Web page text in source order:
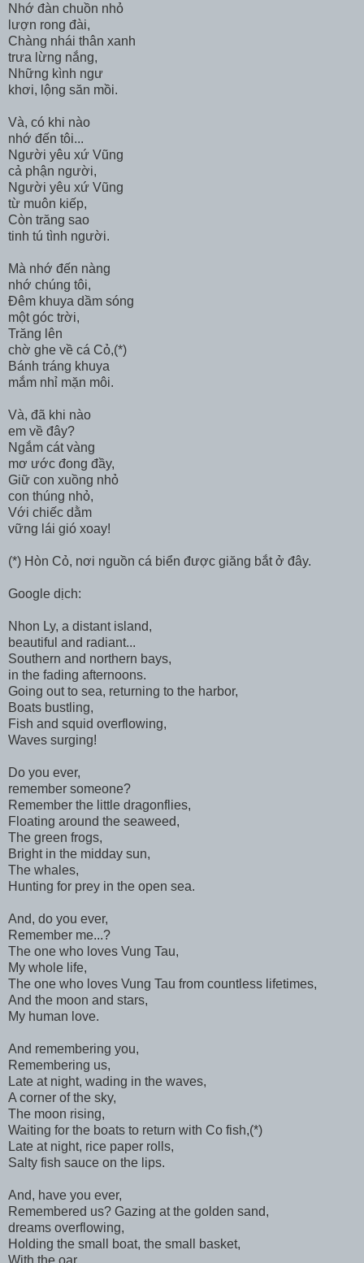
Nhớ đàn chuồn nhỏ
lượn rong đài,
Chàng nhái thân xanh
trưa lừng nắng,
Những kình ngư
khơi, lộng săn mồi.
Và, có khi nào
nhớ đến tôi...
Người yêu xứ Vũng
cả phận người,
Người yêu xứ Vũng
từ muôn kiếp,
Còn trăng sao
tinh tú tình người.
Mà nhớ đến nàng
nhớ chúng tôi,
Đêm khuya dầm sóng
một góc trời,
Trăng lên
chờ ghe về cá Cỏ,(*)
Bánh tráng khuya
mắm nhỉ mặn môi.
Và, đã khi nào
em về đây?
Ngắm cát vàng
mơ ước đong đầy,
Giữ con xuồng nhỏ
con thúng nhỏ,
Với chiếc dằm
vững lái gió xoay!
(*) Hòn Cỏ, nơi nguồn cá biển được giăng bắt ở đây.
Google dịch:
Nhon Ly, a distant island,
beautiful and radiant...
Southern and northern bays,
in the fading afternoons.
Going out to sea, returning to the harbor,
Boats bustling,
Fish and squid overflowing,
Waves surging!
Do you ever,
remember someone?
Remember the little dragonflies,
Floating around the seaweed,
The green frogs,
Bright in the midday sun,
The whales,
Hunting for prey in the open sea.
And, do you ever,
Remember me...?
The one who loves Vung Tau,
My whole life,
The one who loves Vung Tau from countless lifetimes,
And the moon and stars,
My human love.
And remembering you,
Remembering us,
Late at night, wading in the waves,
A corner of the sky,
The moon rising,
Waiting for the boats to return with Co fish,(*)
Late at night, rice paper rolls,
Salty fish sauce on the lips.
And, have you ever,
Remembered us? Gazing at the golden sand,
dreams overflowing,
Holding the small boat, the small basket,
With the oar,